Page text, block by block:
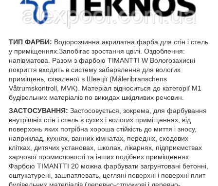
ТИП ФАРБИ: Водорозчинна акрилатна фарба для стін і стель
у приміщеннях.Запобігає зростання цвілі. Оздоблення:
напівматова. Разом з фарбою ТIMANTTI W Вологозахисні
покриття входить в систему забарвлення для вологих
приміщень, схваленої в Швеції (Måleribranschens
Våtrumskontroll, MVK). Матеріал відноситься до категорії М1
будівельних матеріалів по викидах шкідливих речовин.
ЗАСТОСУВАННЯ: Застосовується, зокрема, для фарбування
внутрішніх стін і стель в сухих і вологих приміщеннях, від
поверхонь яких потрібна хороша стійкість до миття і зносу,
наприклад, кухнях, ванних кімнатах, передніх, сходових
клітках, дитячих установах, школах, лікарнях, підприємствах
харчової промисловості та інших подібних приміщеннях.
Фарбою ТIMANTTI 20 можна фарбувати загрунтовані бетонні,
оштукатурені, зашпатлевать, цегляні поверхні і поверхні плит